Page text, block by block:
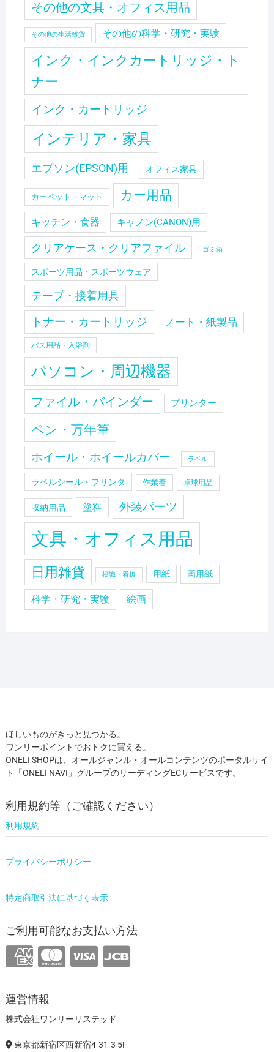
その他の文具・オフィス用品
その他の生活雑貨 その他の科学・研究・実験
インク・インクカートリッジ・ト
ナー
インク・カートリッジ
インテリア・家具
エプソン(EPSON)用 オフィス家具
カーペット・マット カー用品
キッチン・食器 キャノン(CANON)用
クリアケース・クリアファイル ゴミ箱
スポーツ用品・スポーツウェア
テープ・接着用具
トナー・カートリッジ ノート・紙製品
バス用品・入浴剤
パソコン・周辺機器
ファイル・バインダー プリンター
ペン・万年筆
ホイール・ホイールカバー ラベル
ラベルシール・プリンタ 作業着 卓球用品
収納用品 塗料 外装パーツ
文具・オフィス用品
日用雑貨 標識・看板 用紙 画用紙
科学・研究・実験 絵画
ほしいものがきっと見つかる。
ワンリーポイントでおトクに買える。
ONELI SHOPは、オールジャンル・オールコンテンツのポータルサイ
ト「ONELI NAVI」グループのリーディングECサービスです。
利用規約等（ご確認ください）
利用規約
プライバシーポリシー
特定商取引法に基づく表示
ご利用可能なお支払い方法
運営情報
株式会社ワンリーリステッド
東京都新宿区西新宿4-31-3 5F